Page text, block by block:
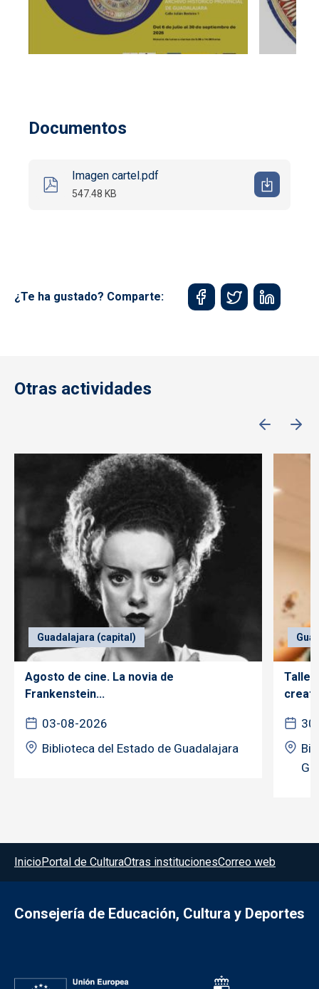
Documentos
Imagen cartel.pdf
547.48 KB
¿Te ha gustado? Comparte:
Otras actividades
Guadalajara (capital)
Agosto de cine. La novia de
Frankenstein...
03-08-2026
Biblioteca del Estado de Guadalajara
Taller
Menú del pie
InicioPortal de CulturaOtras institucionesCorreo web
Consejería de Educación, Cultura y Deportes